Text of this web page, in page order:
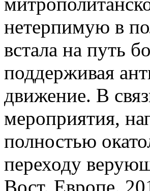
нетерпимую в
встала на путь
поддерживая
движение. В
мероприятия,
полностью
переходу
Вост. Европе.